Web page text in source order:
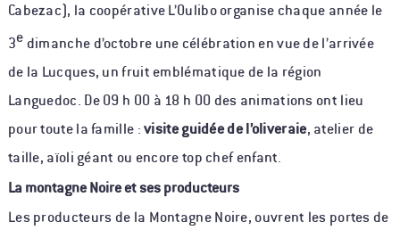
Cabezac), la coopérative L’Oulibo organise chaque année le
3e dimanche d’octobre une célébration en vue de l’arrivée
de la Lucques, un fruit emblématique de la région
Languedoc. De 09 h 00 à 18 h 00 des animations ont lieu
pour toute la famille :visite guidée de l’oliveraie, atelier de
taille, aïoli géant ou encore top chef enfant.
La montagne Noire et ses producteurs
Les producteurs de la Montagne Noire, ouvrent les portes de